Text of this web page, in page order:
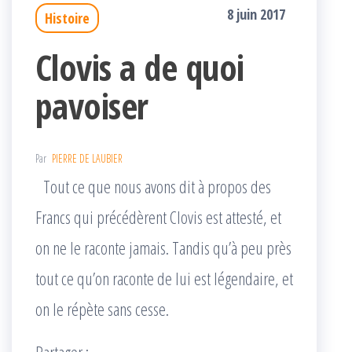
Histoire 8 juin 2017
Clovis a de quoi
pavoiser
Par PIERRE DE LAUBIER
Tout ce que nous avons dit à propos des
Francs qui précédèrent Clovis est attesté, et
on ne le raconte jamais. Tandis qu’à peu près
tout ce qu’on raconte de lui est légendaire, et
on le répète sans cesse.